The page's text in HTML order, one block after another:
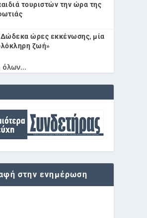
τουριστών την ώρα της
ώρες εκκένωσης, μία
ζωή»
όλων...
στην ενημέρωση